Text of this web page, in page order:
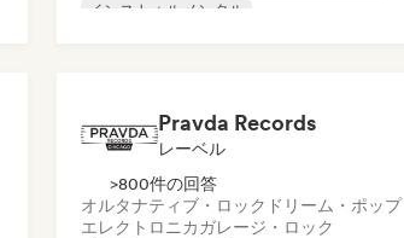
インストゥルメンタル
Pravda Records
レーベル
>800件の回答
オルタナティブ・ロック ドリーム・ポップ
エレクトロニカガレージ・ロック